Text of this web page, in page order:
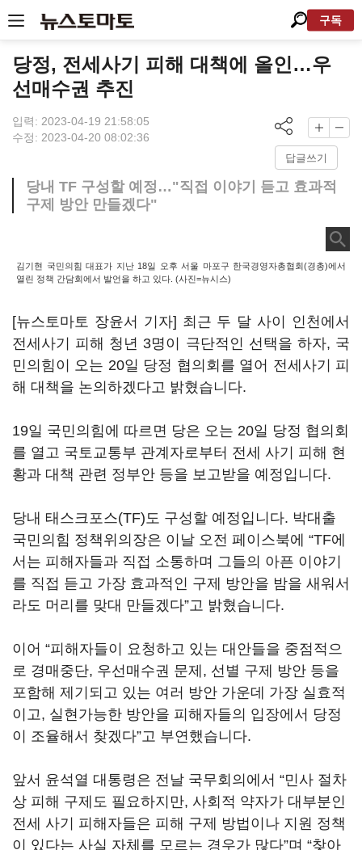
구독
당정, 전세사기 피해 대책에 올인…우
선매수권 추진
입력: 2023-04-19 21:58:05
수정: 2023-04-20 08:02:36
답글쓰기
당내 TF 구성할 예정…"직접 이야기 듣고 효과적
구제 방안 만들겠다"
김기현 국민의힘 대표가 지난 18일 오후 서울 마포구 한국경영자총협회(경총)에서
열린 정책 간담회에서 발언을 하고 있다. (사진=뉴시스)
[뉴스토마토 장윤서 기자] 최근 두 달 사이 인천에서
전세사기 피해 청년 3명이 극단적인 선택을 하자, 국
민의힘이 오는 20일 당정 협의회를 열어 전세사기 피
해 대책을 논의하겠다고 밝혔습니다.
19일 국민의힘에 따르면 당은 오는 20일 당정 협의회
를 열고 국토교통부 관계자로부터 전세 사기 피해 현
황과 대책 관련 정부안 등을 보고받을 예정입니다.
당내 태스크포스(TF)도 구성할 예정입니다. 박대출
국민의힘 정책위의장은 이날 오전 페이스북에 “TF에
서는 피해자들과 직접 소통하며 그들의 아픈 이야기
를 직접 듣고 가장 효과적인 구제 방안을 밤을 새워서
라도 머리를 맞대 만들겠다”고 밝혔습니다.
이어 “피해자들이 요청하고 있는 대안들을 중점적으
로 경매중단, 우선매수권 문제, 선별 구제 방안 등을
포함해 제기되고 있는 여러 방안 가운데 가장 실효적
이고, 실현가능한 방안을 피해자들의 입장에서 당정
이 조율해서 찾겠다”고 부연했습니다.
앞서 윤석열 대통령은 전날 국무회의에서 “민사 절차
상 피해 구제도 필요하지만, 사회적 약자가 대부분인
전세 사기 피해자들은 피해 구제 방법이나 지원 정책
이 있다는 사실 자체를 모르는 경우가 많다”며 “찾아